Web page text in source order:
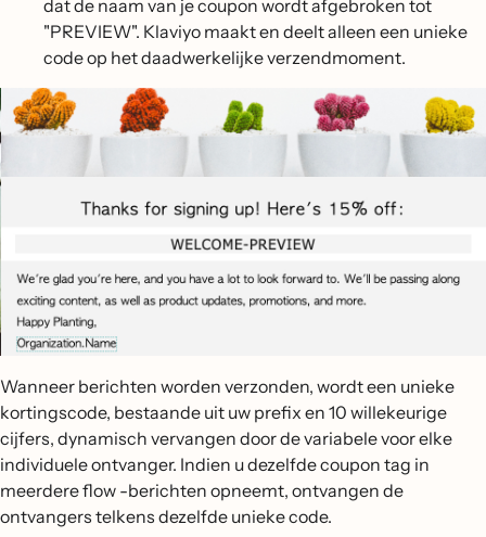
dat de naam van je coupon wordt afgebroken tot
"PREVIEW". Klaviyo maakt en deelt alleen een unieke
code op het daadwerkelijke verzendmoment.
Wanneer berichten worden verzonden, wordt een unieke
kortingscode, bestaande uit uw prefix en 10 willekeurige
cijfers, dynamisch vervangen door de variabele voor elke
individuele ontvanger. Indien u dezelfde coupon tag in
meerdere flow -berichten opneemt, ontvangen de
ontvangers telkens dezelfde unieke code.